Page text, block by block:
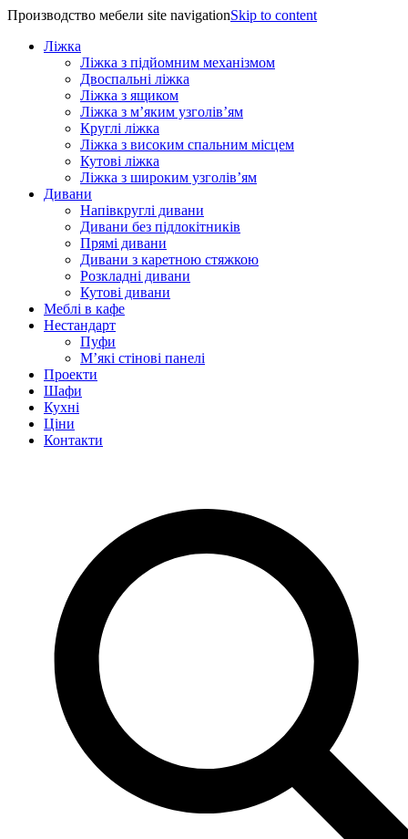
Производство мебели site navigationSkip to content
Ліжка
Ліжка з підйомним механізмом
Двоспальні ліжка
Ліжка з ящиком
Ліжка з м’яким узголів’ям
Круглі ліжка
Ліжка з високим спальним місцем
Кутові ліжка
Ліжка з широким узголів’ям
Дивани
Напівкруглі дивани
Дивани без підлокітників
Прямі дивани
Дивани з каретною стяжкою
Розкладні дивани
Кутові дивани
Меблі в кафе
Нестандарт
Пуфи
М’які стінові панелі
Проекти
Шафи
Кухні
Ціни
Контакти